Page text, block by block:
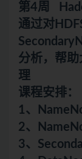
第4周
通过对
分析，帮
理
课程安排：
1、
2、
3、